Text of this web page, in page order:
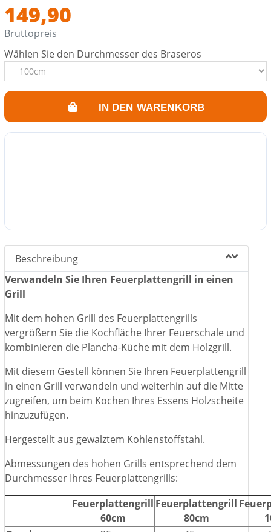
149,90
Bruttopreis
Wählen Sie den Durchmesser des Braseros
IN DEN WARENKORB
Beschreibung
Verwandeln Sie Ihren Feuerplattengrill in einen
Grill
Mit dem hohen Grill des Feuerplattengrills
vergrößern Sie die Kochfläche Ihrer Feuerschale und
kombinieren die Plancha-Küche mit dem Holzgrill.
Mit diesem Gestell können Sie Ihren Feuerplattengrill
in einen Grill verwandeln und weiterhin auf die Mitte
zugreifen, um beim Kochen Ihres Essens Holzscheite
hinzuzufügen.
Hergestellt aus gewalztem Kohlenstoffstahl.
Abmessungen des hohen Grills entsprechend dem
Durchmesser Ihres Feuerplattengrills:
Feuerplattengrill
60cm
Feuerplattengrill
80cm